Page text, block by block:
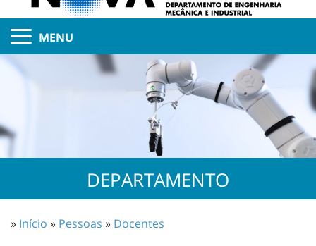
MENU
DEPARTAMENTO
» Início » Pessoas » Docentes